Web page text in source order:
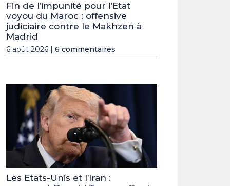
Fin de l’impunité pour l’Etat
voyou du Maroc : offensive
judiciaire contre le Makhzen à
Madrid
6 août 2026 | 6 commentaires
Les Etats-Unis et l’Iran :